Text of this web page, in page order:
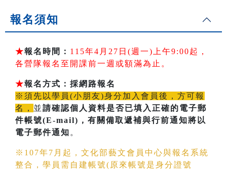
報名須知
★報名時間： 115年4月27日(週一)上午9:00起，
各營隊報名至開課前一週或額滿為止。
★報名方式：採網路報名
※須先以學員(小朋友)身分加入會員後，方可報
名， 並請確認個人資料是否已填入正確的電子郵
件帳號(E-mail) ，有關備取遞補與行前通知將以
電子郵件通知 。
※107年7月起，文化部藝文會員中心與報名系統
整合，學員需自建帳號(原來帳號是身分證號